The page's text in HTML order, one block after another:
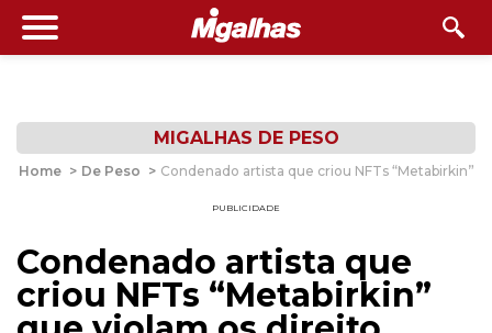
MIGALHAS DE PESO
Home > De Peso > Condenado artista que criou NFTs “Metabirkin”
PUBLICIDADE
Condenado artista que
criou NFTs “Metabirkin”